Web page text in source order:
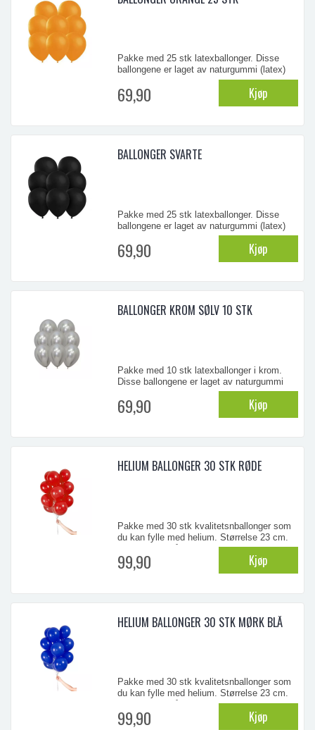
Pakke med 25 stk latexballonger. Disse
ballongene er laget av naturgummi (latex)
og er biologisk nedbrytbare
69,90 Kjøp
BALLONGER SVARTE
Pakke med 25 stk latexballonger. Disse
ballongene er laget av naturgummi (latex)
og er biologisk nedbrytbare
69,90 Kjøp
BALLONGER KROM SØLV 10 STK
Pakke med 10 stk latexballonger i krom.
Disse ballongene er laget av naturgummi
(latex) og er biologisk nedbrytbare
69,90 Kjøp
HELIUM BALLONGER 30 STK RØDE
Pakke med 30 stk kvalitetsnballonger som
du kan fylle med helium. Størrelse 23 cm.
Lang ballongtråd følger med
99,90 Kjøp
HELIUM BALLONGER 30 STK MØRK BLÅ
Pakke med 30 stk kvalitetsnballonger som
du kan fylle med helium. Størrelse 23 cm.
Lang ballongtråd følger med
99,90 Kjøp